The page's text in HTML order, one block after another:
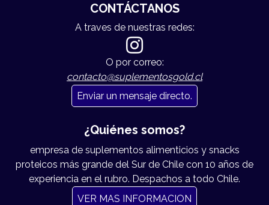
CONTÁCTANOS
A traves de nuestras redes:
O por correo:
contacto@suplementosgold.cl
Enviar un mensaje directo.
¿Quiénes somos?
empresa de suplementos alimenticios y snacks
proteicos más grande del Sur de Chile con 10 años de
experiencia en el rubro. Despachos a todo Chile.
VER MAS INFORMACION